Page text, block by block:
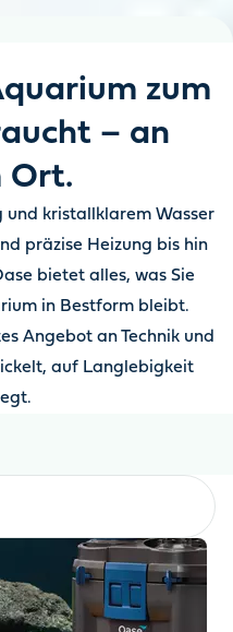
zum
– an
Ort.
und kristallklarem Wasser
präzise Heizung bis hin
bietet alles, was Sie
in Bestform bleibt.
Angebot an Technik und
auf Langlebigkeit